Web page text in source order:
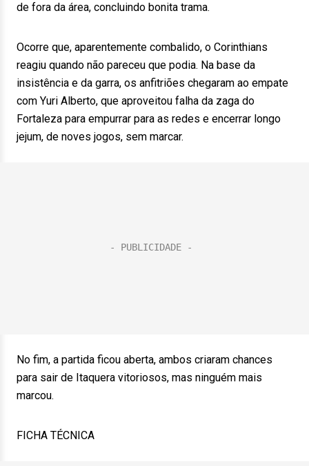
de fora da área, concluindo bonita trama.
Ocorre que, aparentemente combalido, o Corinthians
reagiu quando não pareceu que podia. Na base da
insistência e da garra, os anfitriões chegaram ao empate
com Yuri Alberto, que aproveitou falha da zaga do
Fortaleza para empurrar para as redes e encerrar longo
jejum, de noves jogos, sem marcar.
No fim, a partida ficou aberta, ambos criaram chances
para sair de Itaquera vitoriosos, mas ninguém mais
marcou.
FICHA TÉCNICA